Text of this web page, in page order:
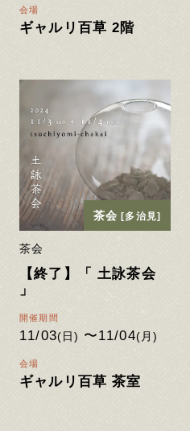
会場
ギャルリ百草 2階
茶会 [多治見]
茶会
【終了】「 土詠茶会
」
開催期間
11/03(日) 〜11/04(月)
会場
ギャルリ百草 茶室